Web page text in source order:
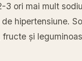
ori mai mult
hipertensiune.
și